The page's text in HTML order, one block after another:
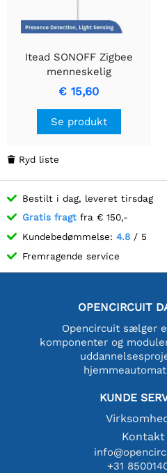
Itead SONOFF Zigbee
menneskelig
tilstedeværelsessensor |
SNZB-06P
€ 15,60
Se produkt
 Ryd liste
Bestilt i dag, leveret tirsdag
Gratis fragt fra € 150,-
Kundebedømmelse: 4.8 / 5
Fremragende service
OPENCIRCUIT
Opencircuit sælger
komponenter og
KUNDE
Kontakt
+31